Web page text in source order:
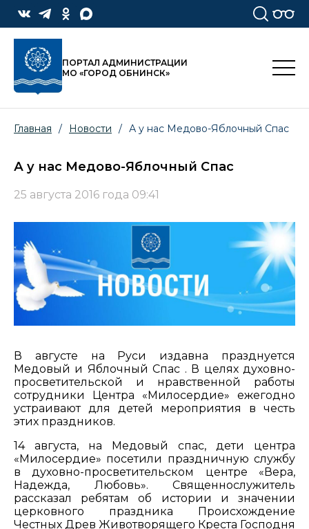
ПОРТАЛ АДМИНИСТРАЦИИ
МО «ГОРОД ОБНИНСК»
Главная / Новости / А у нас Медово-Яблочный Спас
А у нас Медово-Яблочный Спас
25 августа 2016 года 09:41
В августе на Руси издавна празднуется
Медовый и Яблочный Спас . В целях духовно-
просветительской и нравственной работы
сотрудники Центра «Милосердие» ежегодно
устраивают для детей мероприятия в честь
этих праздников.
14 августа, на Медовый спас, дети центра
«Милосердие» посетили праздничную службу
в духовно-просветительском центре «Вера,
Надежда, Любовь». Священнослужитель
рассказал ребятам об истории и значении
церковного праздника Происхождение
Честных Древ Животворящего Креста Господня